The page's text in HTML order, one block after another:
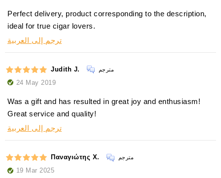
Perfect delivery, product corresponding to the description,
ideal for true cigar lovers.
ترجم إلى العربية
Judith J. مترجم
24 May 2019
Was a gift and has resulted in great joy and enthusiasm!
Great service and quality!
ترجم إلى العربية
Παναγιώτης Χ. مترجم
19 Mar 2025